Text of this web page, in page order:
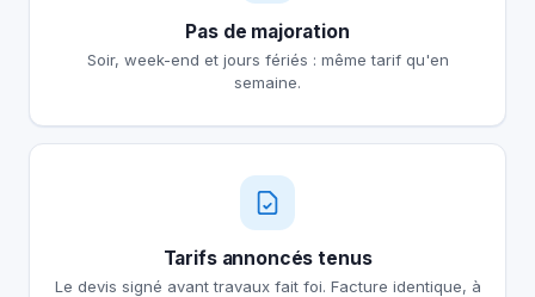
Pas de majoration
Soir, week-end et jours fériés : même tarif qu'en
semaine.
Tarifs annoncés tenus
Le devis signé avant travaux fait foi. Facture identique, à